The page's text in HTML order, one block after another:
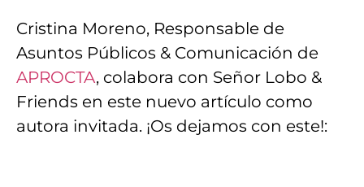
Cristina Moreno, Responsable de
Asuntos Públicos & Comunicación de
APROCTA, colabora con Señor Lobo &
Friends en este nuevo artículo como
autora invitada. ¡Os dejamos con este!: